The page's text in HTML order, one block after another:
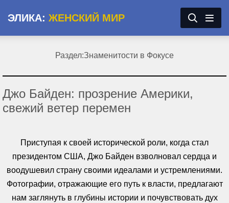
ЭЛИКА: ЖЕНСКИЙ МИР
Джо Байден: прозрение Америки,
свежий ветер перемен
Приступая к своей исторической роли, когда стал
президентом США, Джо Байден взволновал сердца и
воодушевил страну своими идеалами и устремлениями.
Фотографии, отражающие его путь к власти, предлагают
нам заглянуть в глубины истории и почувствовать дух
Раздел:Знаменитости в Фокусе